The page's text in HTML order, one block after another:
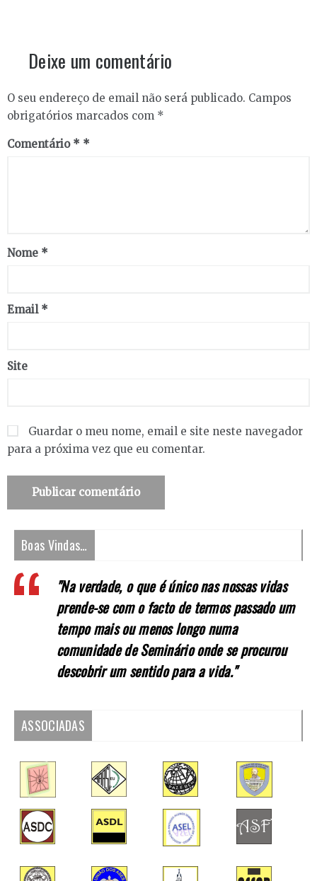
Deixe um comentário
O seu endereço de email não será publicado. Campos
obrigatórios marcados com *
Comentário *
Nome *
Email *
Site
Guardar o meu nome, email e site neste navegador
para a próxima vez que eu comentar.
Boas Vindas…
"Na verdade, o que é único nas nossas vidas
prende-se com o facto de termos passado um
tempo mais ou menos longo numa
comunidade de Seminário onde se procurou
descobrir um sentido para a vida."
ASSOCIADAS